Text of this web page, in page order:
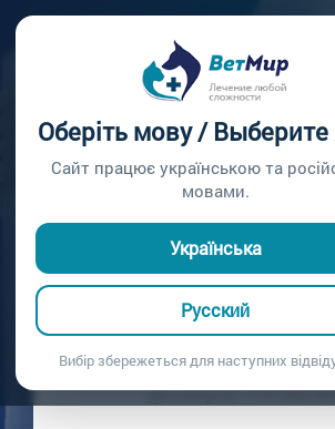
Оберіть мову /
Сайт працює українською та
мовами.
Українська
Русский
Вибір збережеться для наступних
Вопросы врачу /
МОЖНО ЛИ И
ОБРАБОТАТЬ
КОТУ?
Вопрос врачу №71
Вопрос владельца: Татьяна
Дата вопроса:17.01.2020